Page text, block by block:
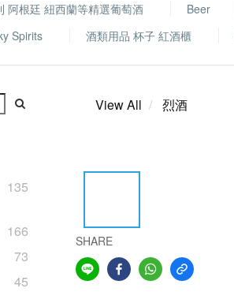
阿根廷 紐西蘭等精選葡萄酒
Beer
Spirits
酒類用品 杯子 紅酒櫃
135
166
73
45
View All 烈酒
SHARE